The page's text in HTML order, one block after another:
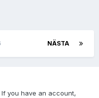
NÄSTA
you have an account,